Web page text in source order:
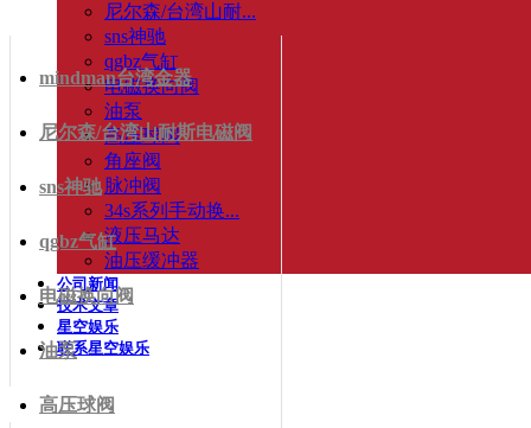
尼尔森/台湾山耐...
sns神驰
qgbz气缸
电磁换向阀
油泵
高压球阀
角座阀
脉冲阀
34s系列手动换...
液压马达
油压缓冲器
公司新闻
技术文章
星空娱乐
联系星空娱乐
mindman台湾金器
尼尔森/台湾山耐斯电磁阀
sns神驰
qgbz气缸
电磁换向阀
油泵
高压球阀